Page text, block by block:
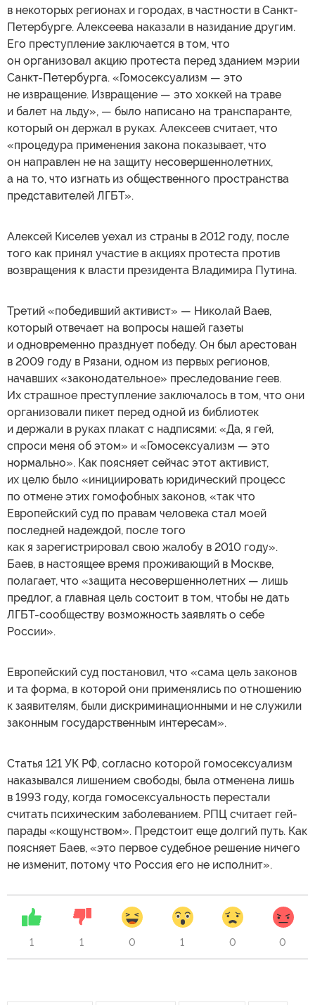
в некоторых регионах и городах, в частности в Санкт-
Петербурге. Алексеева наказали в назидание другим.
Его преступление заключается в том, что
он организовал акцию протеста перед зданием мэрии
Санкт-Петербурга. «Гомосексуализм — это
не извращение. Извращение — это хоккей на траве
и балет на льду», — было написано на транспаранте,
который он держал в руках. Алексеев считает, что
«процедура применения закона показывает, что
он направлен не на защиту несовершеннолетних,
а на то, что изгнать из общественного пространства
представителей ЛГБТ».
Алексей Киселев уехал из страны в 2012 году, после
того как принял участие в акциях протеста против
возвращения к власти президента Владимира Путина.
Третий «победивший активист» — Николай Ваев,
который отвечает на вопросы нашей газеты
и одновременно празднует победу. Он был арестован
в 2009 году в Рязани, одном из первых регионов,
начавших «законодательное» преследование геев.
Их страшное преступление заключалось в том, что они
организовали пикет перед одной из библиотек
и держали в руках плакат с надписями: «Да, я гей,
спроси меня об этом» и «Гомосексуализм — это
нормально». Как поясняет сейчас этот активист,
их целю было «инициировать юридический процесс
по отмене этих гомофобных законов, «так что
Европейский суд по правам человека стал моей
последней надеждой, после того
как я зарегистрировал свою жалобу в 2010 году».
Баев, в настоящее время проживающий в Москве,
полагает, что «защита несовершеннолетних — лишь
предлог, а главная цель состоит в том, чтобы не дать
ЛГБТ-сообществу возможность заявлять о себе
России».
Европейский суд постановил, что «сама цель законов
и та форма, в которой они применялись по отношению
к заявителям, были дискриминационными и не служили
законным государственным интересам».
Статья 121 УК РФ, согласно которой гомосексуализм
наказывался лишением свободы, была отменена лишь
в 1993 году, когда гомосексуальность перестали
считать психическим заболеванием. РПЦ считает гей-
парады «кощунством». Предстоит еще долгий путь. Как
поясняет Баев, «это первое судебное решение ничего
не изменит, потому что Россия его не исполнит».
1 1 0 1 0 0